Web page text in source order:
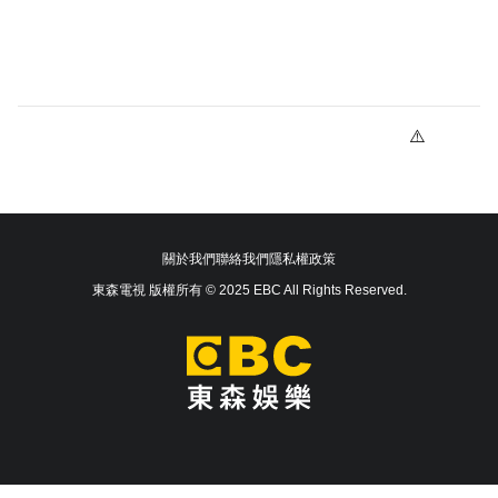
關於我們聯絡我們隱私權政策
東森電視 版權所有 © 2025 EBC All Rights Reserved.